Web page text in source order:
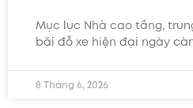
Mục lục Nhà cao tầng,
bãi đỗ xe hiện đại ngày
8 Tháng 6, 2026